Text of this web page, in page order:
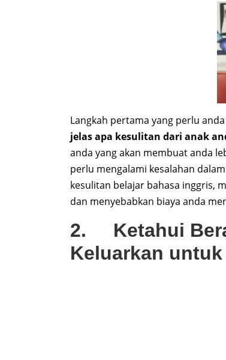
Langkah pertama yang perlu
jelas apa kesulitan dari anak
anda yang akan membuat anda
perlu mengalami kesalahan
kesulitan belajar bahasa inggris,
dan menyebabkan biaya anda
2. Ketahui
Keluarkan